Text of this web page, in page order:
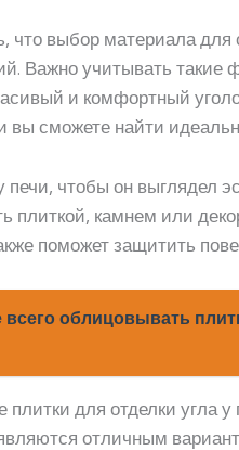
что выбор материала для
Важно учитывать такие
и комфортный
сможете найти
чтобы он выглядел
плиткой, камнем или
поможет защитить
облицовывать
для отделки угла у
отличным